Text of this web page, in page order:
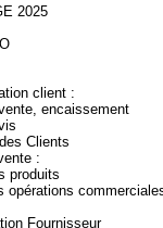
2025
client :
encaissement
Clients
:
produits
opérations
Fournisseur